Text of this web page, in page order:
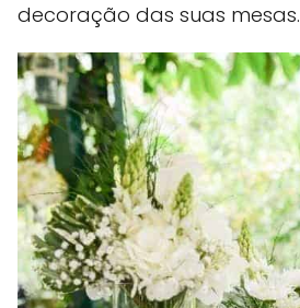
decoração das suas mesas.